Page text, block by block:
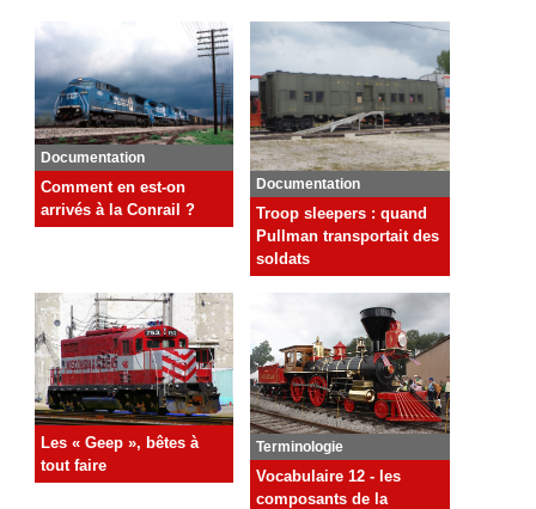
Documentation
Comment en est-on
arrivés à la Conrail ?
Documentation
Troop sleepers : quand
Pullman transportait des
soldats
Les « Geep », bêtes à
tout faire
Terminologie
Vocabulaire 12 - les
composants de la